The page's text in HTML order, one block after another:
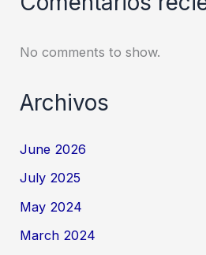
No comments to show.
Archivos
June 2026
July 2025
May 2024
March 2024